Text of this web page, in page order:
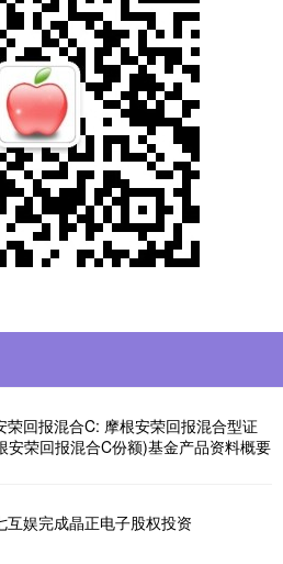
荣回报混合C: 摩根安荣回报混合型证
安荣回报混合C份额)基金产品资料概要
互娱完成晶正电子股权投资